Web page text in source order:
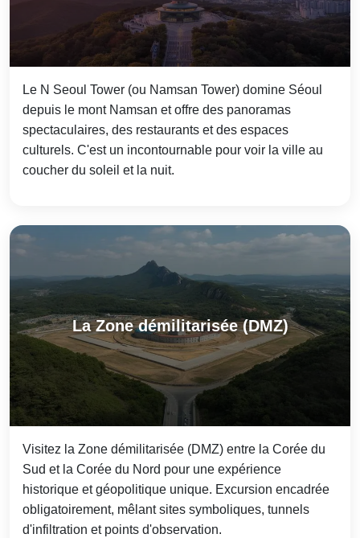
Le N Seoul Tower (ou Namsan Tower) domine Séoul
depuis le mont Namsan et offre des panoramas
spectaculaires, des restaurants et des espaces
culturels. C'est un incontournable pour voir la ville au
coucher du soleil et la nuit.
La Zone démilitarisée (DMZ)
Visitez la Zone démilitarisée (DMZ) entre la Corée du
Sud et la Corée du Nord pour une expérience
historique et géopolitique unique. Excursion encadrée
obligatoirement, mêlant sites symboliques, tunnels
d'infiltration et points d'observation.